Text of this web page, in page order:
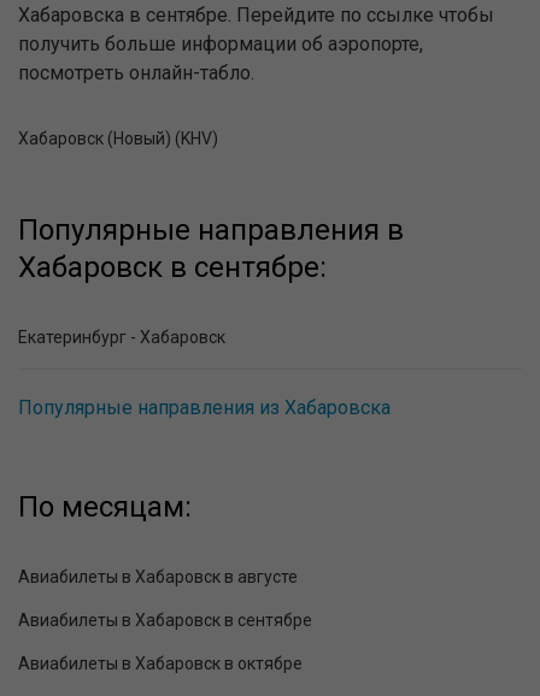
Хабаровска в сентябре. Перейдите по ссылке чтобы
получить больше информации об аэропорте,
посмотреть онлайн-табло.
Хабаровск (Новый) (KHV)
Популярные направления в
Хабаровск в сентябре:
Екатеринбург - Хабаровск
Популярные направления из Хабаровска
По месяцам:
Авиабилеты в Хабаровск в августе
Авиабилеты в Хабаровск в сентябре
Авиабилеты в Хабаровск в октябре